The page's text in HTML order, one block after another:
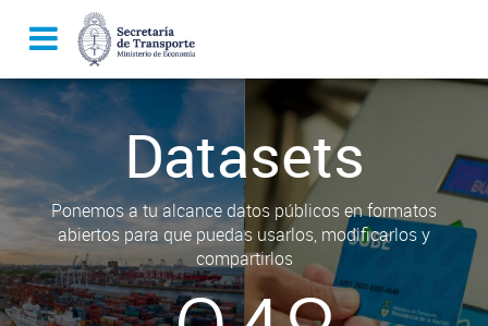
Datasets
Ponemos a tu alcance datos públicos en formatos
abiertos para que puedas usarlos, modificarlos y
compartirlos